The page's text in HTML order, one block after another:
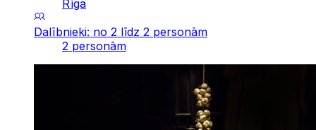
Rīga
Dalībnieki: no 2 līdz 2 personām
2 personām